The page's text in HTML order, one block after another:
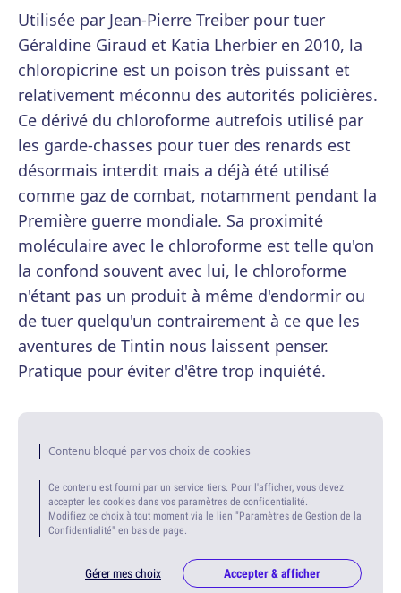
Utilisée par Jean-Pierre Treiber pour tuer
Géraldine Giraud et Katia Lherbier en 2010, la
chloropicrine est un poison très puissant et
relativement méconnu des autorités policières.
Ce dérivé du chloroforme autrefois utilisé par
les garde-chasses pour tuer des renards est
désormais interdit mais a déjà été utilisé
comme gaz de combat, notamment pendant la
Première guerre mondiale. Sa proximité
moléculaire avec le chloroforme est telle qu'on
la confond souvent avec lui, le chloroforme
n'étant pas un produit à même d'endormir ou
de tuer quelqu'un contrairement à ce que les
aventures de Tintin nous laissent penser.
Pratique pour éviter d'être trop inquiété.
Contenu bloqué par vos choix de cookies
Ce contenu est fourni par un service tiers. Pour l'afficher, vous devez
accepter les cookies dans vos paramètres de confidentialité.
Modifiez ce choix à tout moment via le lien "Paramètres de Gestion de la
Confidentialité" en bas de page.
Gérer mes choix Accepter & afficher